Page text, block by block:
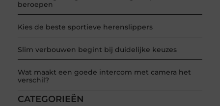
beroepen
Kies de beste sportieve herenslippers
Slim verbouwen begint bij duidelijke keuzes
Wat maakt een goede intercom met camera het
verschil?
CATEGORIEËN